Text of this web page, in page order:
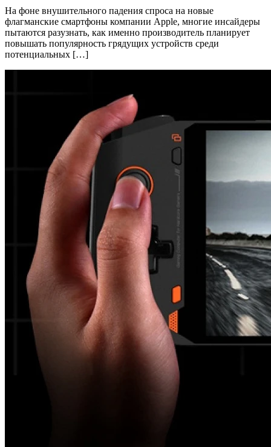
На фоне внушительного падения спроса на новые
флагманские смартфоны компании Apple, многие инсайдеры
пытаются разузнать, как именно производитель планирует
повышать популярность грядущих устройств среди
потенциальных […]